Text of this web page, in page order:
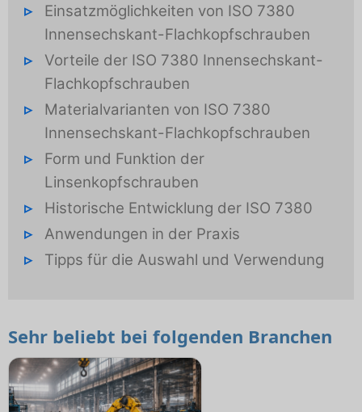
Einsatzmöglichkeiten von ISO 7380
Innensechskant-Flachkopfschrauben
Vorteile der ISO 7380 Innensechskant-
Flachkopfschrauben
Materialvarianten von ISO 7380
Innensechskant-Flachkopfschrauben
Form und Funktion der
Linsenkopfschrauben
Historische Entwicklung der ISO 7380
Anwendungen in der Praxis
Tipps für die Auswahl und Verwendung
Sehr beliebt bei folgenden Branchen